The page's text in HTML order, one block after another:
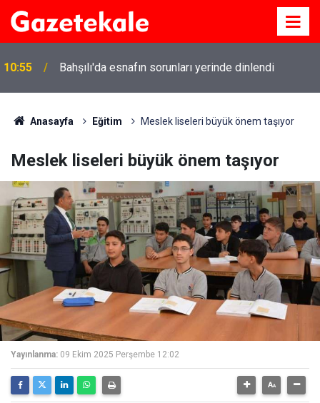
10:55 Bahşılı'da esnafın sorunları yerinde dinlendi
Anasayfa Eğitim Meslek liseleri büyük önem taşıyor
Meslek liseleri büyük önem taşıyor
Yayınlanma: 09 Ekim 2025 Perşembe 12:02